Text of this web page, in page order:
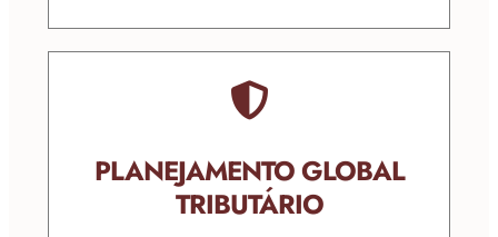
PLANEJAMENTO GLOBAL
TRIBUTÁRIO